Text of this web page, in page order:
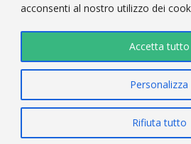
acconsenti al nostro utilizzo dei
Personalizza
Rifiuta tutto
Accetta tutto
© 2026, Panaro Teloni di
riservati | P.IVA: